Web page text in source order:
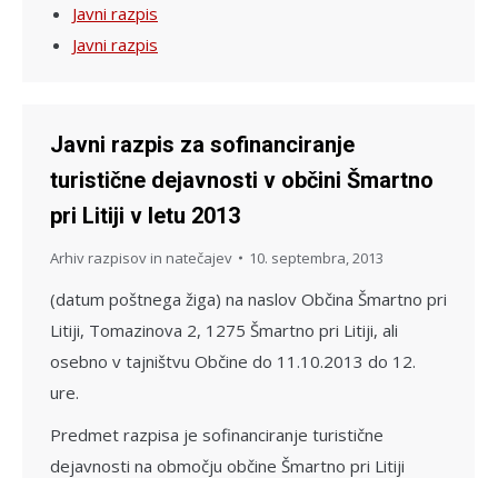
Javni razpis
Javni razpis
Javni razpis za sofinanciranje
turistične dejavnosti v občini Šmartno
pri Litiji v letu 2013
Arhiv razpisov in natečajev 10. septembra, 2013
(datum poštnega žiga) na naslov Občina Šmartno pri
Litiji, Tomazinova 2, 1275 Šmartno pri Litiji, ali
osebno v tajništvu Občine do 11.10.2013 do 12.
ure.
Predmet razpisa je sofinanciranje turistične
dejavnosti na območju občine Šmartno pri Litiji